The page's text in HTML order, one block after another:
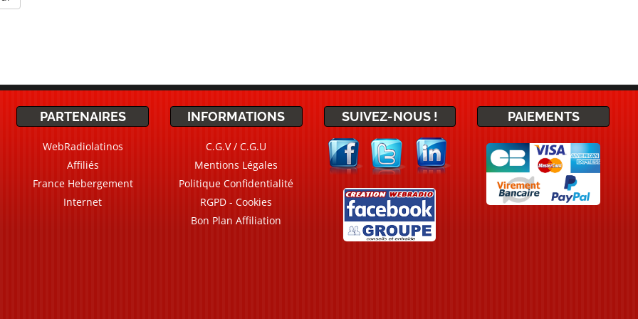
PARTENAIRES
WebRadiolatinos
Affiliés
France Hebergement
Internet
INFORMATIONS
C.G.V / C.G.U
Mentions Légales
Politique Confidentialité
RGPD - Cookies
Bon Plan Affiliation
SUIVEZ-NOUS ! PAIEMENTS